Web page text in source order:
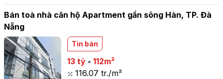
Bán toà nhà căn hộ Apartment gần sông Hàn, TP. Đà
Nẵng
Tin bán
13 tỷ• 112m²
116.07 tr./m²